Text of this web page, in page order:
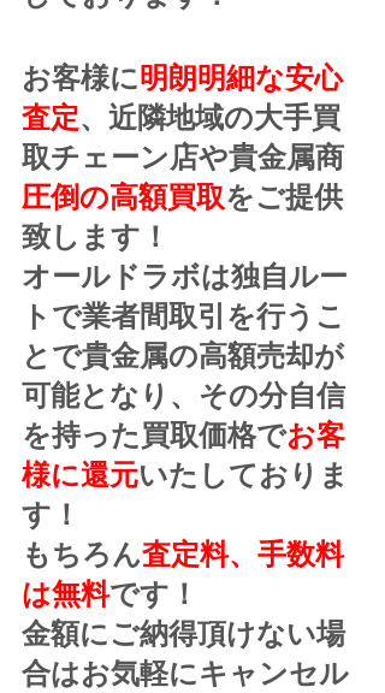
お客様に明朗明細な安心
査定、近隣地域の大手買
取チェーン店や貴金属商
圧倒の高額買取をご提供
致します！
オールドラボは独自ルー
トで業者間取引を行うこ
とで貴金属の高額売却が
可能となり、その分自信
を持った買取価格でお客
様に還元いたしておりま
す！
もちろん査定料、手数料
は無料です！
金額にご納得頂けない場
合はお気軽にキャンセル